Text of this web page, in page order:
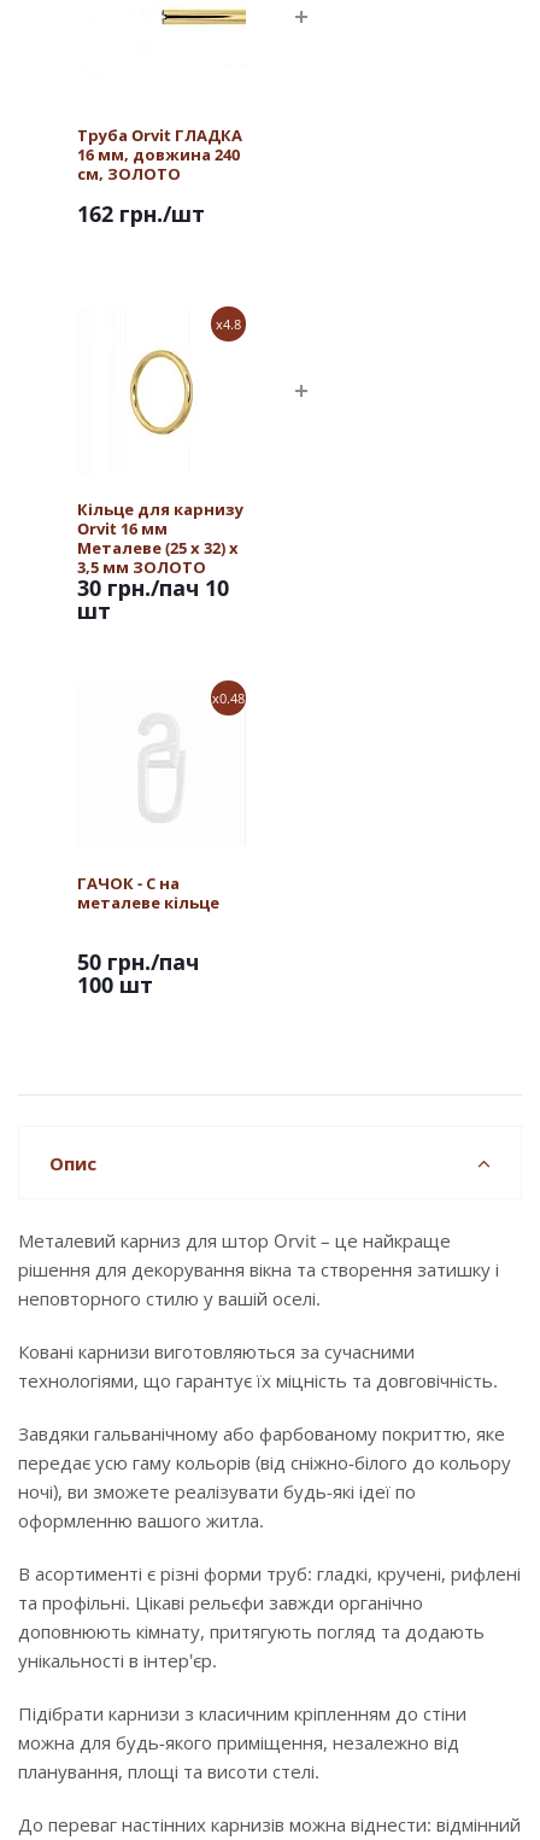
Труба Orvit ГЛАДКА
16 мм, довжина 240
см, ЗОЛОТО
162 грн./шт
x4.8
Кільце для карнизу
Orvit 16 мм
Металеве (25 х 32) х
3,5 мм ЗОЛОТО
30 грн./пач 10
шт
x0.48
ГАЧОК - С на
металеве кільце
50 грн./пач
100 шт
Опис
Металевий карниз для штор Orvit – це найкраще
рішення для декорування вікна та створення затишку і
неповторного стилю у вашій оселі.
Ковані карнизи виготовляються за сучасними
технологіями, що гарантує їх міцність та довговічність.
Завдяки гальванічному або фарбованому покриттю, яке
передає усю гаму кольорів (від сніжно-білого до кольору
ночі), ви зможете реалізувати будь-які ідеї по
оформленню вашого житла.
В асортименті є різні форми труб: гладкі, кручені, рифлені
та профільні. Цікаві рельєфи завжди органічно
доповнюють кімнату, притягують погляд та додають
унікальності в інтер'єр.
Підібрати карнизи з класичним кріпленням до стіни
можна для будь-якого приміщення, незалежно від
планування, площі та висоти стелі.
До переваг настінних карнизів можна віднести: відмінний